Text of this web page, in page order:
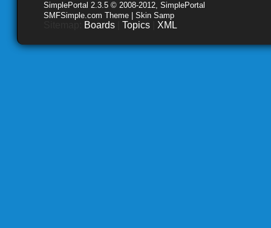
SimplePortal 2.3.5 © 2008-2012, SimplePortal
SMFSimple.com Theme | Skin Samp
Boards Topics XML